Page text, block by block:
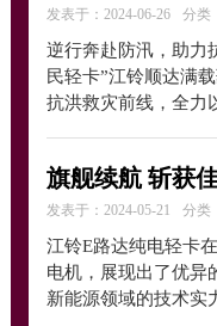
发表于：2024-06-26 分类
逆行奔赴防汛，助力
民轻卡”江铃顺达满
抗洪救灾前线，全力
旗舰续航 斩获
发表于：2024-05-21 分类
江铃E路达纯电轻卡
电机，展现出了优异
新能源领域的技术实